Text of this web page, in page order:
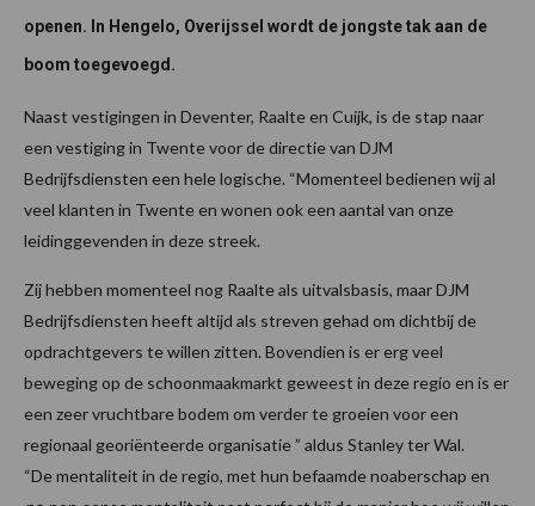
openen. In Hengelo, Overijssel wordt de jongste tak aan de
boom toegevoegd.
Naast vestigingen in Deventer, Raalte en Cuijk, is de stap naar
een vestiging in Twente voor de directie van DJM
Bedrijfsdiensten een hele logische. “Momenteel bedienen wij al
veel klanten in Twente en wonen ook een aantal van onze
leidinggevenden in deze streek.
Zij hebben momenteel nog Raalte als uitvalsbasis, maar DJM
Bedrijfsdiensten heeft altijd als streven gehad om dichtbij de
opdrachtgevers te willen zitten. Bovendien is er erg veel
beweging op de schoonmaakmarkt geweest in deze regio en is er
een zeer vruchtbare bodem om verder te groeien voor een
regionaal georiënteerde organisatie ” aldus Stanley ter Wal.
“De mentaliteit in de regio, met hun befaamde noaberschap en